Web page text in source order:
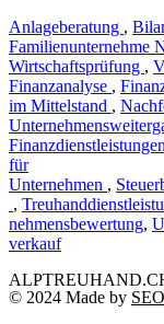
Anlageberatung ,
Familienunternehme
Wirtschaftsprüfung ,
Finanzanalyse ,
im Mittelstand ,
Finanzdienstleistungen
für
Unternehmen ,
,
nehmensbewertung,
verkauf
© 2024 Made by